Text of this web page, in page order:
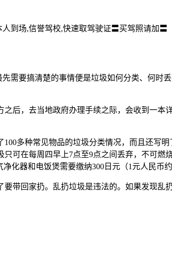
到场,信誉驾校,快速取驾驶证〓买驾照请加〓
需要搞清楚的事情便是垃圾如何分类、何时
后，去当地政府办理手续之际，会收到一本
多种常见物品的垃圾分类情况，而且还写
可在每周四早上7点至9点之间丢弃，不可燃
器和电饭煲需要缴纳300日元（1元人民币
带回家扔。乱扔垃圾是违法的。如果发现乱